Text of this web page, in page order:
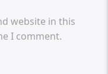
website in this
I comment.